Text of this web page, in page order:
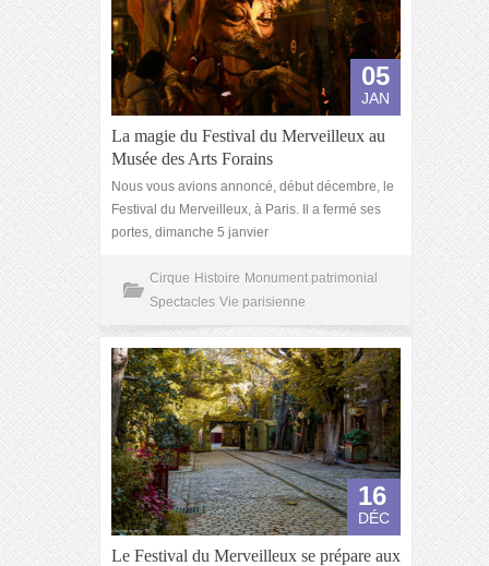
05
JAN
La magie du Festival du Merveilleux au
Musée des Arts Forains
Nous vous avions annoncé, début décembre, le
Festival du Merveilleux, à Paris. Il a fermé ses
portes, dimanche 5 janvier
Cirque Histoire Monument patrimonial
Spectacles Vie parisienne
16
DÉC
Le Festival du Merveilleux se prépare aux